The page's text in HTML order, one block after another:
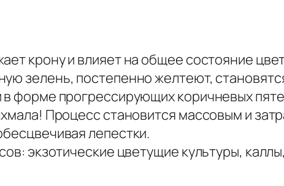
крону и влияет на общее состояние
зелень, постепенно желтеют,
форме прогрессирующих коричневых
Процесс становится массовым и
лепестки.
экзотические цветущие культуры,